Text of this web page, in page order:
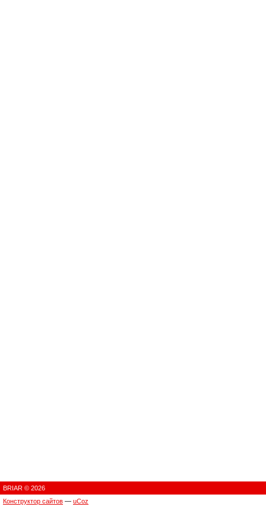
BRIAR © 2026
Конструктор сайтов — uCoz